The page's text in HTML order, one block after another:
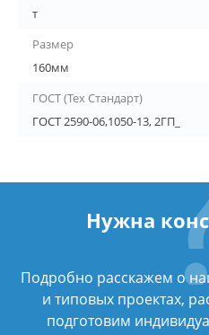
т
Размер
160мм
ГОСТ (Тех Стандарт)
ГОСТ 2590-06,1050-13, 2ГП_
Нужна
Подробно расскажем о
и типовых проектах,
подготовим